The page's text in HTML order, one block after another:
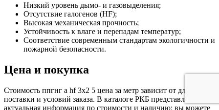
Низкий уровень дымо- и газовыделения;
Отсутствие галогенов (HF);
Высокая механическая прочность;
Устойчивость к влаге и перепадам температур;
Соответствие современным стандартам экологичности и
пожарной безопасности.
Цена и покупка
Стоимость ппгнг а hf 3х2 5 цена за метр зависит от длины
поставки и условий заказа. В каталоге РКБ представлена вся
актуальная информация по стоимости и наличию: вы можете